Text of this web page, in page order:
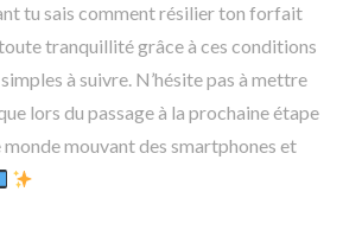
tu sais comment résilier ton forfait
tranquillité grâce à ces conditions
à suivre. N’hésite pas à mettre
lors du passage à la prochaine étape
monde mouvant des smartphones et